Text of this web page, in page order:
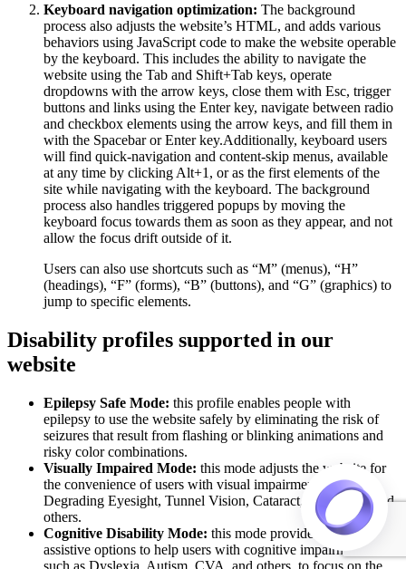
Keyboard navigation optimization: The background
process also adjusts the website’s HTML, and adds various
behaviors using JavaScript code to make the website operable
by the keyboard. This includes the ability to navigate the
website using the Tab and Shift+Tab keys, operate
dropdowns with the arrow keys, close them with Esc, trigger
buttons and links using the Enter key, navigate between radio
and checkbox elements using the arrow keys, and fill them in
with the Spacebar or Enter key.Additionally, keyboard users
will find quick-navigation and content-skip menus, available
at any time by clicking Alt+1, or as the first elements of the
site while navigating with the keyboard. The background
process also handles triggered popups by moving the
keyboard focus towards them as soon as they appear, and not
allow the focus drift outside of it.
Users can also use shortcuts such as “M” (menus), “H”
(headings), “F” (forms), “B” (buttons), and “G” (graphics) to
jump to specific elements.
Disability profiles supported in our
website
Epilepsy Safe Mode: this profile enables people with
epilepsy to use the website safely by eliminating the risk of
seizures that result from flashing or blinking animations and
risky color combinations.
Visually Impaired Mode: this mode adjusts the website for
the convenience of users with visual impairments such as
Degrading Eyesight, Tunnel Vision, Cataract, Glaucoma, and
others.
Cognitive Disability Mode: this mode provides different
assistive options to help users with cognitive impairments
such as Dyslexia, Autism, CVA, and others, to focus on the